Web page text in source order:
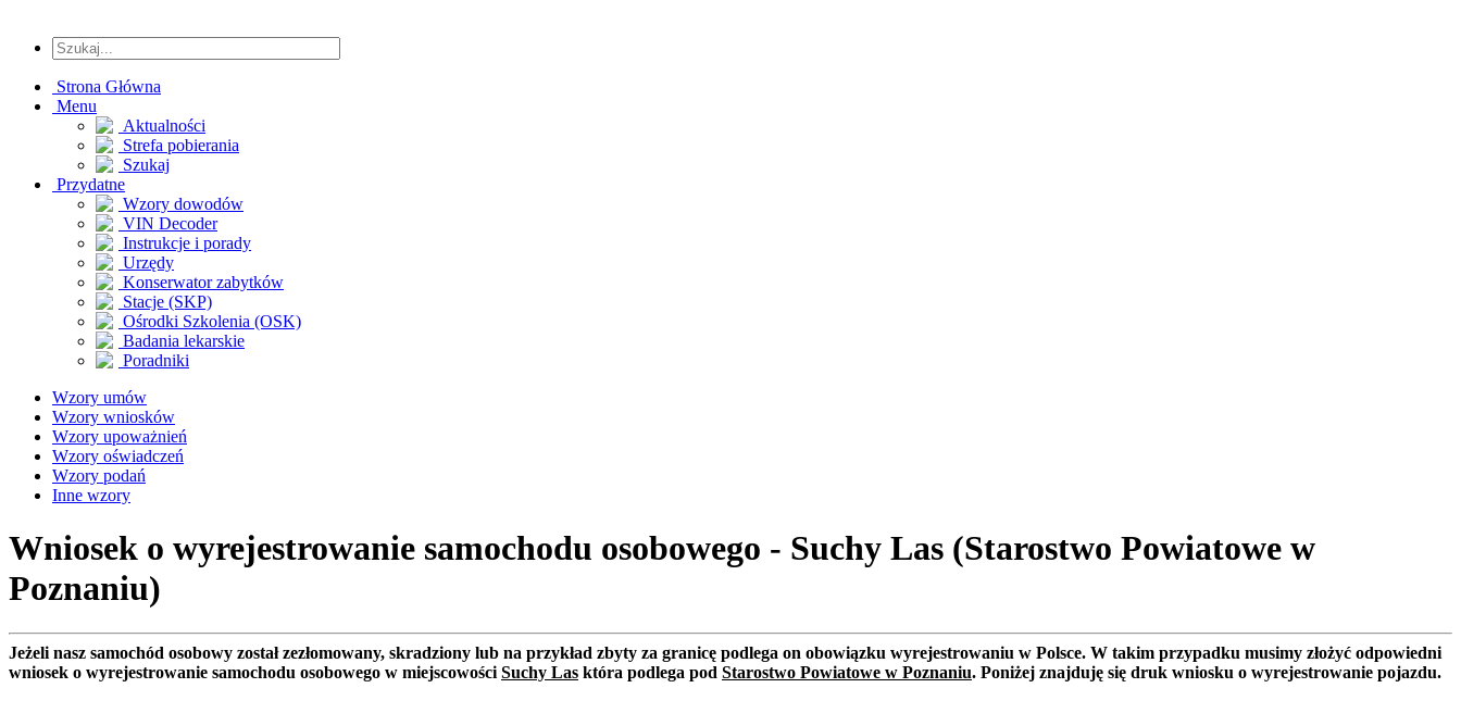
Strona Główna
Menu
Aktualności
Strefa pobierania
Szukaj
Przydatne
Wzory dowodów
VIN Decoder
Instrukcje i porady
Urzędy
Konserwator zabytków
Stacje (SKP)
Ośrodki Szkolenia (OSK)
Badania lekarskie
Poradniki
Wzory umów
Wzory wniosków
Wzory upoważnień
Wzory oświadczeń
Wzory podań
Inne wzory
Wniosek o wyrejestrowanie samochodu osobowego - Suchy Las (Starostwo Powiatowe w
Poznaniu)
Jeżeli nasz samochód osobowy został zezłomowany, skradziony lub na przykład zbyty za granicę podlega on obowiązku wyrejestrowaniu w Polsce. W takim przypadku musimy złożyć odpowiedni
wniosek o wyrejestrowanie samochodu osobowego w miejscowości Suchy Las która podlega pod Starostwo Powiatowe w Poznaniu. Poniżej znajduję się druk wniosku o wyrejestrowanie pojazdu.